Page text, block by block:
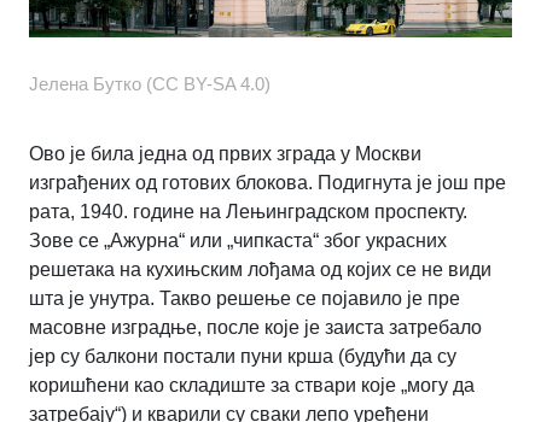
Јелена Бутко (CC BY-SA 4.0)
Ово је била једна од првих зграда у Москви
изграђених од готових блокова. Подигнута је још пре
рата, 1940. године на Лењинградском проспекту.
Зове се „Ажурна“ или „чипкаста“ због украсних
решетака на кухињским лођама од којих се не види
шта је унутра. Такво решење се појавило је пре
масовне изградње, после које је заиста затребало
јер су балкони постали пуни крша (будући да су
коришћени као складиште за ствари које „могу да
затребају“) и кварили су сваки лепо уређени